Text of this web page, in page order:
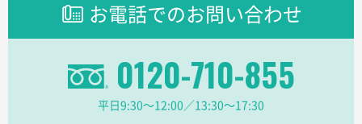
2026年02月16日 14:47
分かりやすく、予算に近かったため
お電話でのお問い合わせ
0120-710-855
平日9:30〜12:00／13:30〜17:30